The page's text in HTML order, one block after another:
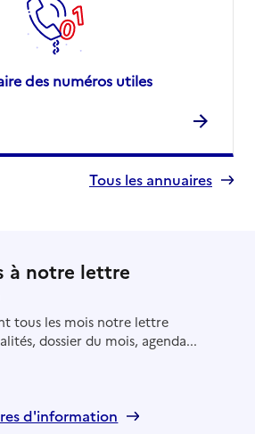
des numéros utiles
Tous les annuaires
à notre lettre
tous les mois notre lettre
dossier du mois, agenda...
d'information